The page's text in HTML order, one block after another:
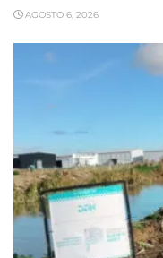
AGOSTO 6, 2026